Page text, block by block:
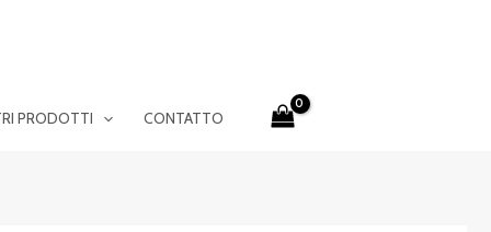
PRODOTTI CONTATTO